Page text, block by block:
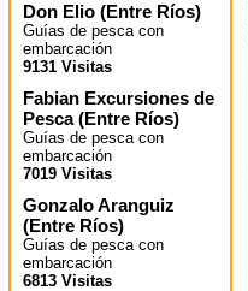
Don Elio (Entre Ríos)
Guías de pesca con
embarcación
9131 Visitas
Fabian Excursiones de
Pesca(Entre Ríos)
Guías de pesca con
embarcación
7019 Visitas
Gonzalo Aranguiz
(Entre Ríos)
Guías de pesca con
embarcación
6813 Visitas